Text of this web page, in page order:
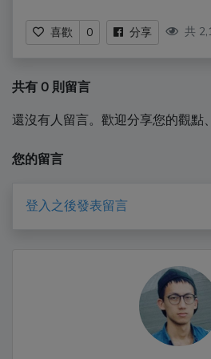
喜歡 0 分享 共
共有 0 則留言
還沒有人留言。歡迎分享您的觀點
您的留言
登入之後發表留言